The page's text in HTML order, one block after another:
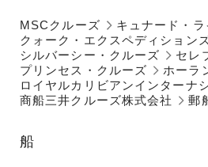
MSCクルーズ
キュナード・ラ
クォーク・エクスペディション
シルバーシー・クルーズ
セレ
プリンセス・クルーズ
ホーラ
ロイヤルカリビアンインターナ
商船三井クルーズ株式会社
郵
船